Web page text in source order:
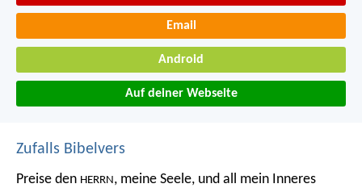
Email
Android
Auf deiner Webseite
Zufalls Bibelvers
Preise den HERRN, meine Seele, und all mein Inneres